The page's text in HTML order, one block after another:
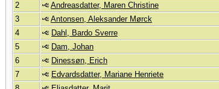
2
Andreasdatter, Maren Christine
3
Antonsen, Aleksander Mørck
4
Dahl, Bardo Sverre
5
Dam, Johan
6
Dinessøn, Erich
7
Edvardsdatter, Mariane Henriete